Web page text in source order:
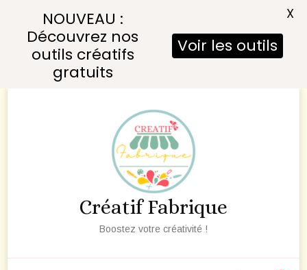
Créatif Fabrique
Boostez votre créativité !
NOUVEAU :
Découvrez nos
outils créatifs
gratuits
Voir les outils
X